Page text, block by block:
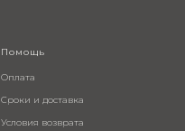
Помощь
Оплата
Сроки и доставка
Условия возврата